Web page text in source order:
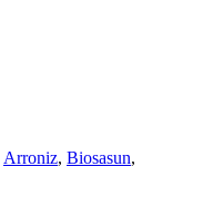
Arroniz, Biosasun,